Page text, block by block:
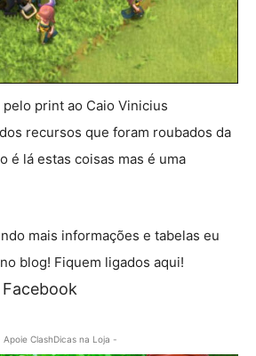
print ao Caio Vinicius
recursos que foram roubados da
é lá estas coisas mas é uma
mais informações e tabelas eu
blog! Fiquem ligados aqui!
Apoie ClashDicas na Loja -